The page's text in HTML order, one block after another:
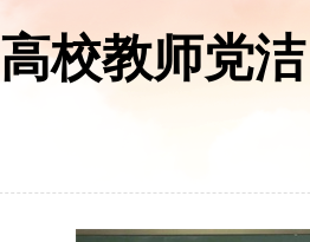
高校教师党